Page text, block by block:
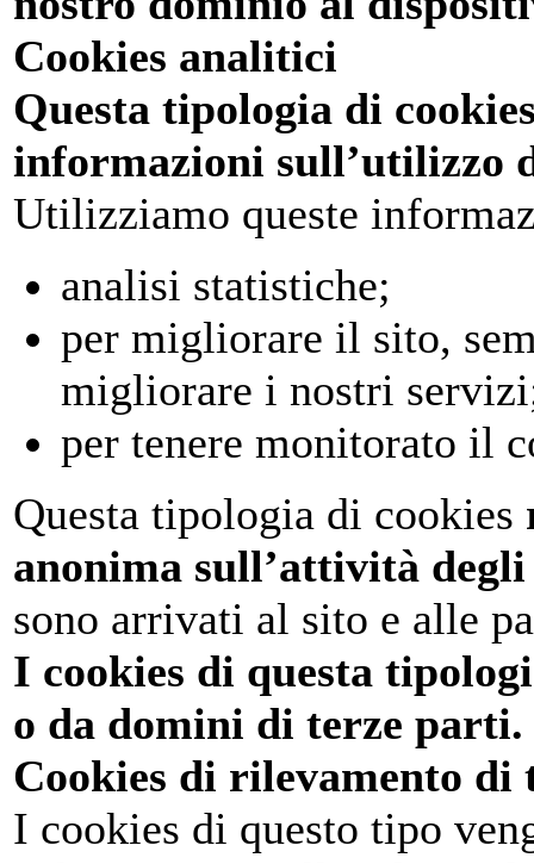
Cookies analitici
Questa tipologia di
informazioni sull’utilizzo
Utilizziamo queste
analisi statistiche;
per migliorare il sito,
migliorare i nostri
per tenere monitorato il
Questa tipologia di cookies
anonima sull’attività
sono arrivati al sito e alle
I cookies di questa
o da domini di terze parti.
Cookies di rilevamento di
I cookies di questo tipo